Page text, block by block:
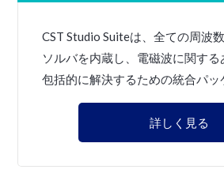
CST Studio Suiteは、全ての周波
ソルバを内蔵し、電磁波に関す
包括的に解決するための統合パッ
詳しく見る